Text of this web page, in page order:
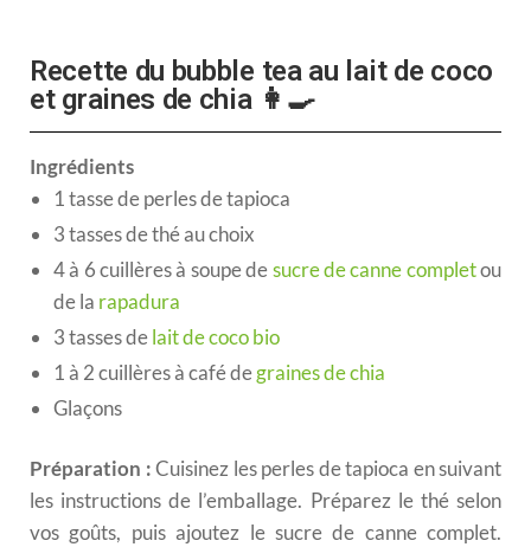
Recette du bubble tea au lait de coco
et graines de chia 👩‍🍳
Ingrédients
1 tasse de perles de tapioca
3 tasses de thé au choix
4 à 6 cuillères à soupe desucre de canne completou
de la rapadura
3 tasses delait de coco bio
1 à 2 cuillères à café degraines de chia
Glaçons
Préparation :Cuisinez les perles de tapioca en suivant
les instructions de l’emballage. Préparez le thé selon
vos goûts, puis ajoutez le sucre de canne complet.